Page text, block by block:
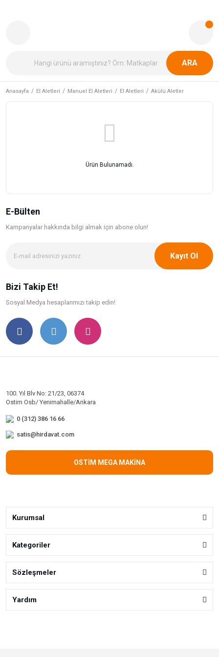
ARA
Anasayfa El Aletleri Manuel El Aletleri El Aletleri Akülü Aletler
Ürün Bulunamadı.
E-Bülten
Kampanyalar hakkında bilgi almak için abone olun!
Kayıt Ol
Bizi Takip Et!
Sosyal Medya hesaplarımızı takip edin!
100. Yıl Blv No: 21/23, 06374
Ostim Osb/ Yenimahalle/Ankara
0 (312) 386 16 66
satis@hirdavat.com
OSTİM MEGA MAKİNA
Kurumsal
Kategoriler
Sözleşmeler
Yardım